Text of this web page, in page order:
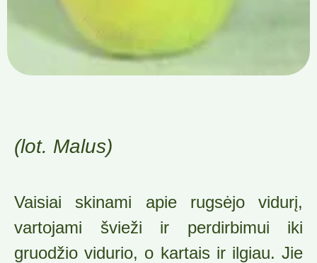
(lot. Malus)
Vaisiai skinami apie rugsėjo vidurį,
vartojami švieži ir perdirbimui iki
gruodžio vidu­rio, o kartais ir ilgiau. Jie